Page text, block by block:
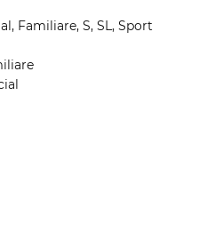
Familiare, S, SL, Sport